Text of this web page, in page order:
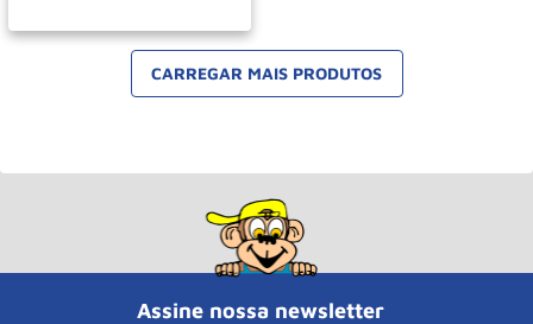
Assine nossa newsletter